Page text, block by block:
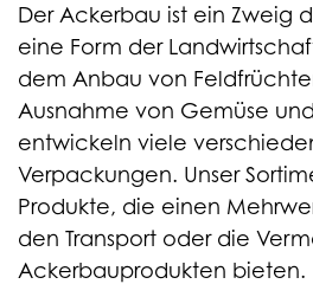
Der Ackerbau ist ein Zweig
eine Form der
dem Anbau von
Ausnahme von Gemüse
entwickeln viele
Verpackungen. Unser
Produkte, die einen
den Transport oder die
Ackerbauprodukten bieten.